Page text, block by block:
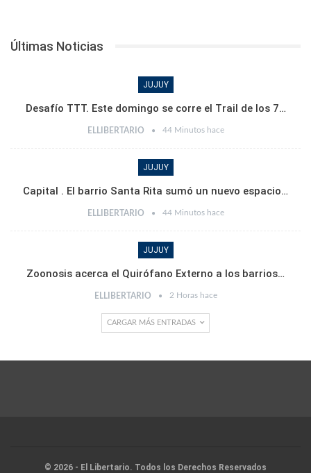
Últimas Noticias
JUJUY
Desafío TTT. Este domingo se corre el Trail de los 7…
ELLIBERTARIO 44 Minutos hace
JUJUY
Capital . El barrio Santa Rita sumó un nuevo espacio…
ELLIBERTARIO 44 Minutos hace
JUJUY
Zoonosis acerca el Quirófano Externo a los barrios…
ELLIBERTARIO 2 Horas hace
CARGAR MÁS ENTRADAS
© 2026 - El Libertario. Todos los Derechos Reservados